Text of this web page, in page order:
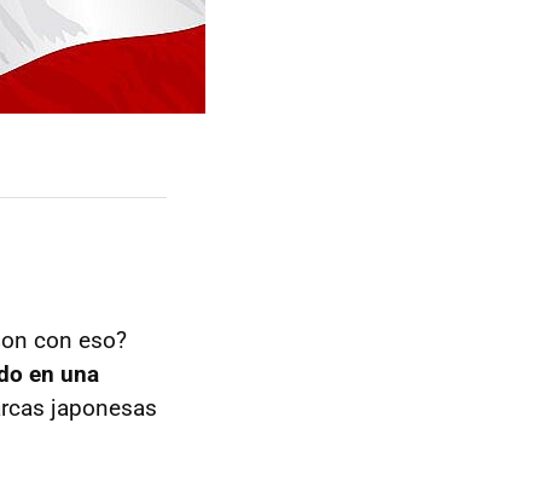
con eso?
en una
japonesas